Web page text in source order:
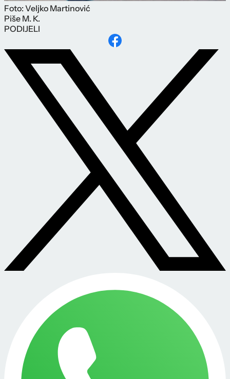
Foto: Veljko Martinović
Piše M. K.
PODIJELI